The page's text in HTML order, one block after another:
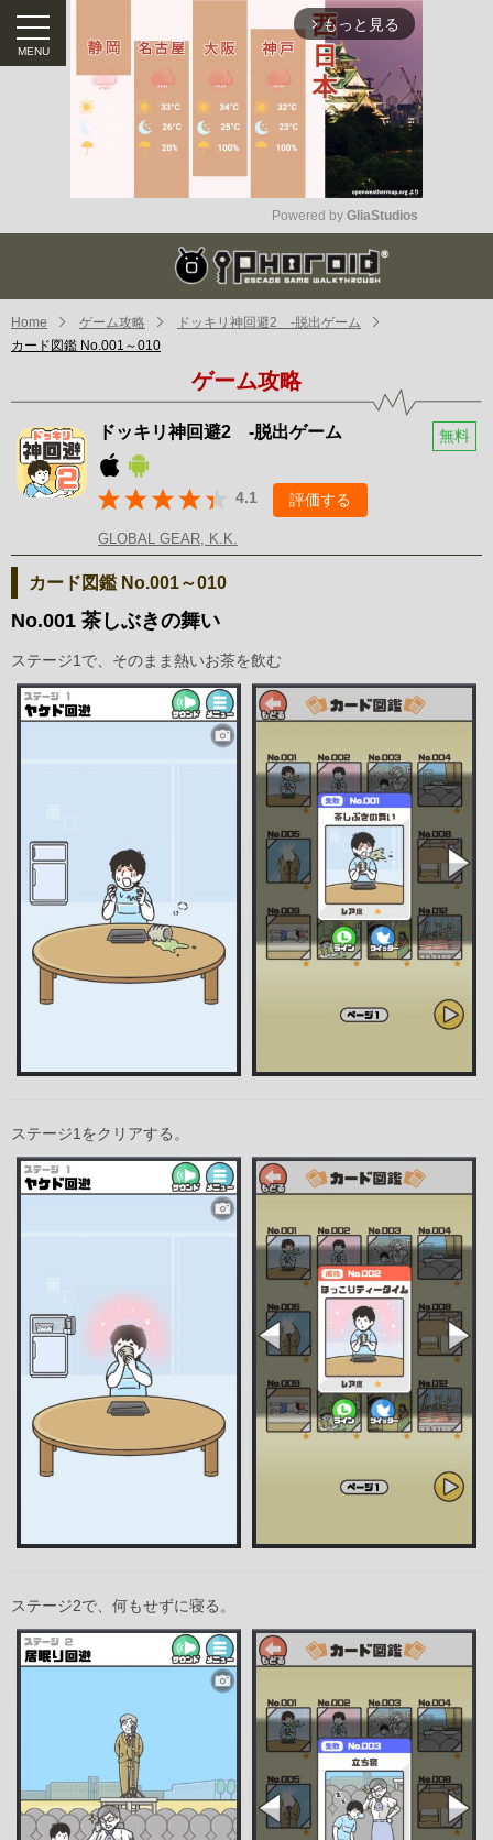
arrow_forward_ios もっと見る
Mute
Powered by GliaStudios
Home ゲーム攻略
ドッキリ神回避2 -脱出ゲーム
カード図鑑 No.001～010
ゲーム攻略
ドッキリ神回避2 -脱出ゲーム 無料
4.1 評価する
GLOBAL GEAR, K.K.
カード図鑑 No.001～010
No.001 茶しぶきの舞い
ステージ1で、そのまま熱いお茶を飲む
ステージ1をクリアする。
ステージ2で、何もせずに寝る。